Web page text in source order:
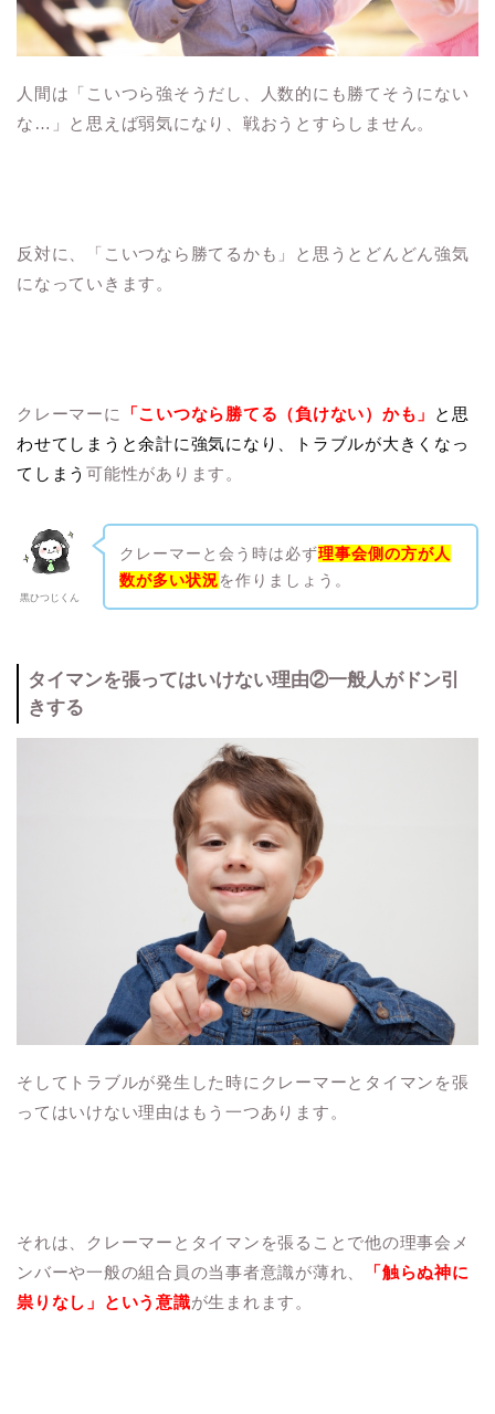
人間は「こいつら強そうだし、人数的にも勝てそうにない
な…」と思えば弱気になり、戦おうとすらしません。
反対に、「こいつなら勝てるかも」と思うとどんどん強気
になっていきます。
クレーマーに 「こいつなら勝てる（負けない）かも」
と思
わせてしまうと余計に強気にな り、トラブルが大きくなっ
てしまう可能性があります。
黒ひつじくん
クレーマーと会う時は必ず理事会側の方が人
数が多い状況を作りましょう。
タイマンを張ってはいけない理由②一般人がドン引
きする
そしてトラブルが発生した時にクレーマーとタイマンを張
ってはいけない理由はもう一つあります。
それは、クレーマーとタイマンを張ることで他の理事会メ
ンバーや一般の組合員の当事者意識が薄れ、
「触らぬ神に
祟りなし」という意識が生まれます。